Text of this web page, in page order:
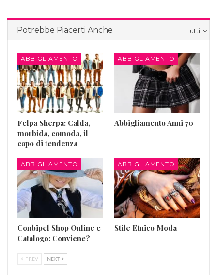
Tutti
Potrebbe Piacerti Anche
ABBIGLIAMENTO
Felpa Sherpa: Calda,
morbida, comoda, il
capo di tendenza
ABBIGLIAMENTO
Abbigliamento Anni 70
ABBIGLIAMENTO
Conbipel Shop Online e
Catalogo: Conviene?
ABBIGLIAMENTO
Stile Etnico Moda
PREV NEXT